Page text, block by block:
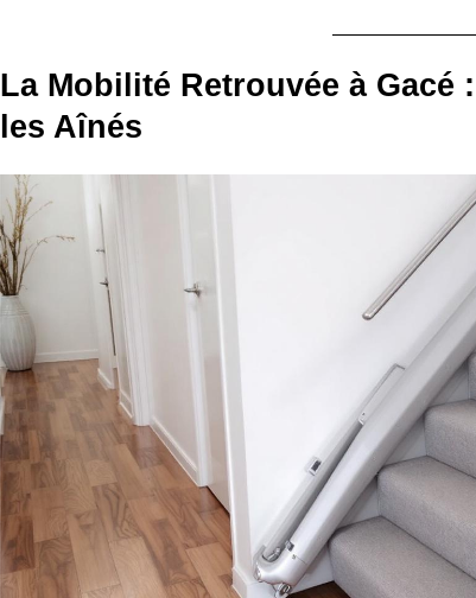
La Mobilité Retrouvée à Gacé
les Aînés